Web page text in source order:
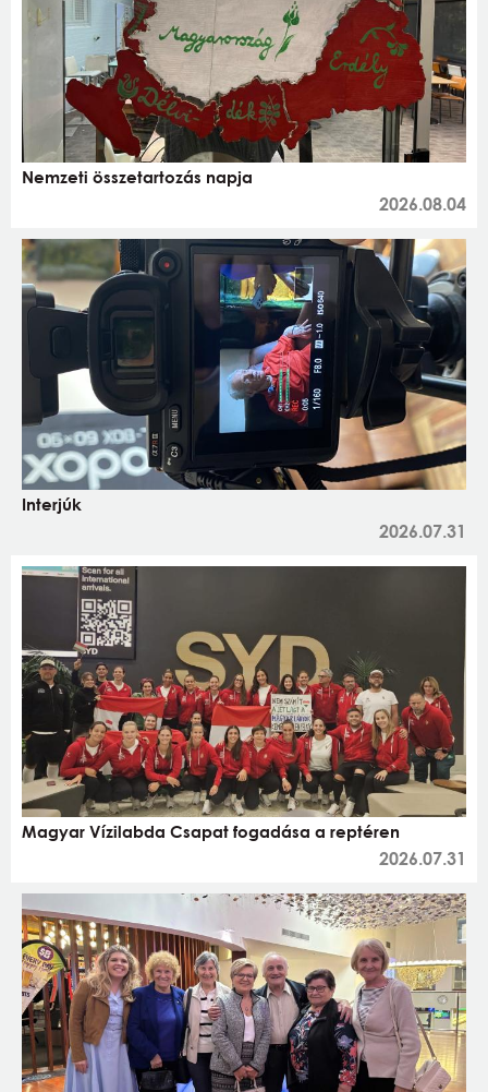
Nemzeti összetartozás napja
2026.08.04
Interjúk
2026.07.31
Magyar Vízilabda Csapat fogadása a reptéren
2026.07.31